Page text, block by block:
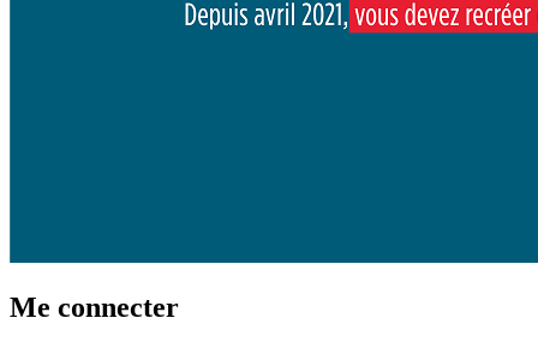
Me connecter